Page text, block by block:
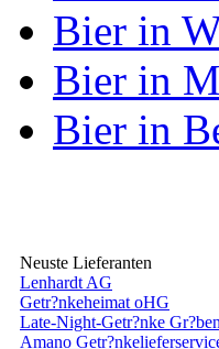
Bier in
Bier in
Bier in
Neuste Lieferanten
Lenhardt AG
Getr?nkeheimat oHG
Late-Night-Getr?nke
Amano